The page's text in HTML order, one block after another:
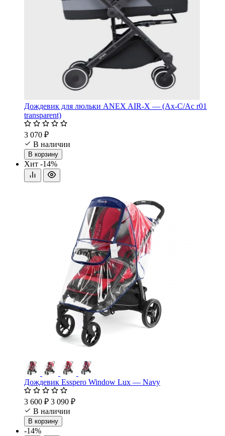
Дождевик для люльки ANEX AIR-X — (Ax-C/Ac r01
transparent)
3 070 ₽
В наличии
В корзину
Хит -14%
Дождевик Esspero Window Lux — Navy
3 600 ₽ 3 090 ₽
В наличии
В корзину
-14%